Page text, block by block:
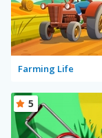
Farming Life
5